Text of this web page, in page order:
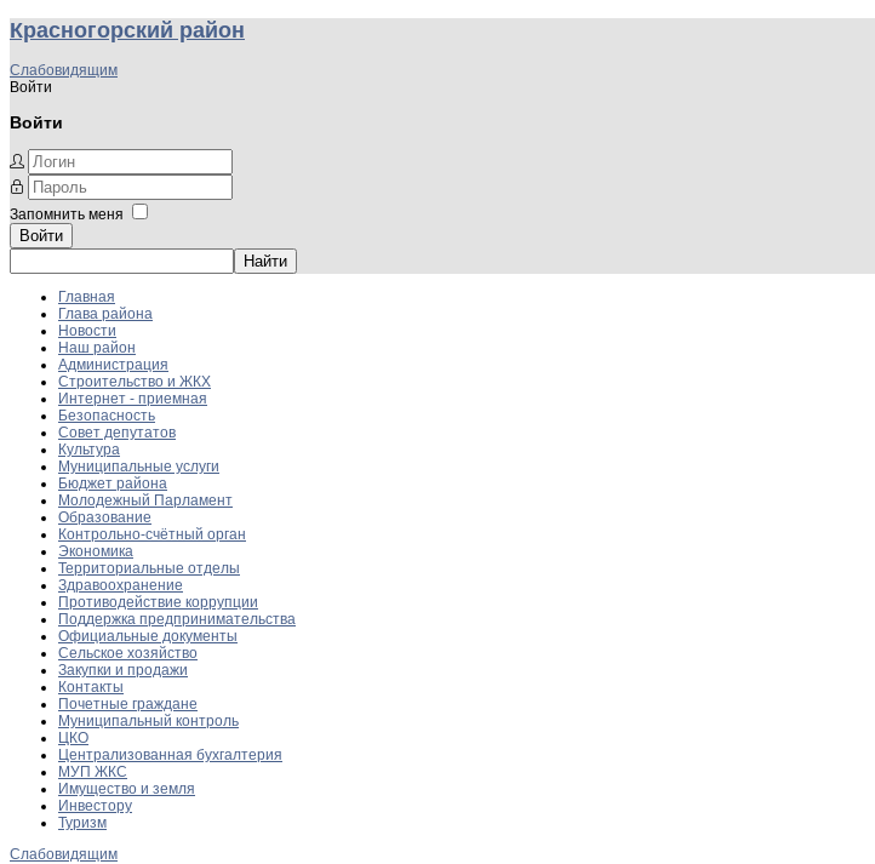
Красногорский район
Слабовидящим
Войти
Войти
Запомнить меня
Войти
Главная
Глава района
Новости
Наш район
Администрация
Строительство и ЖКХ
Интернет - приемная
Безопасность
Совет депутатов
Культура
Муниципальные услуги
Бюджет района
Молодежный Парламент
Образование
Контрольно-счётный орган
Экономика
Территориальные отделы
Здравоохранение
Противодействие коррупции
Поддержка предпринимательства
Официальные документы
Сельское хозяйство
Закупки и продажи
Контакты
Почетные граждане
Муниципальный контроль
ЦКО
Централизованная бухгалтерия
МУП ЖКС
Имущество и земля
Инвестору
Туризм
Слабовидящим